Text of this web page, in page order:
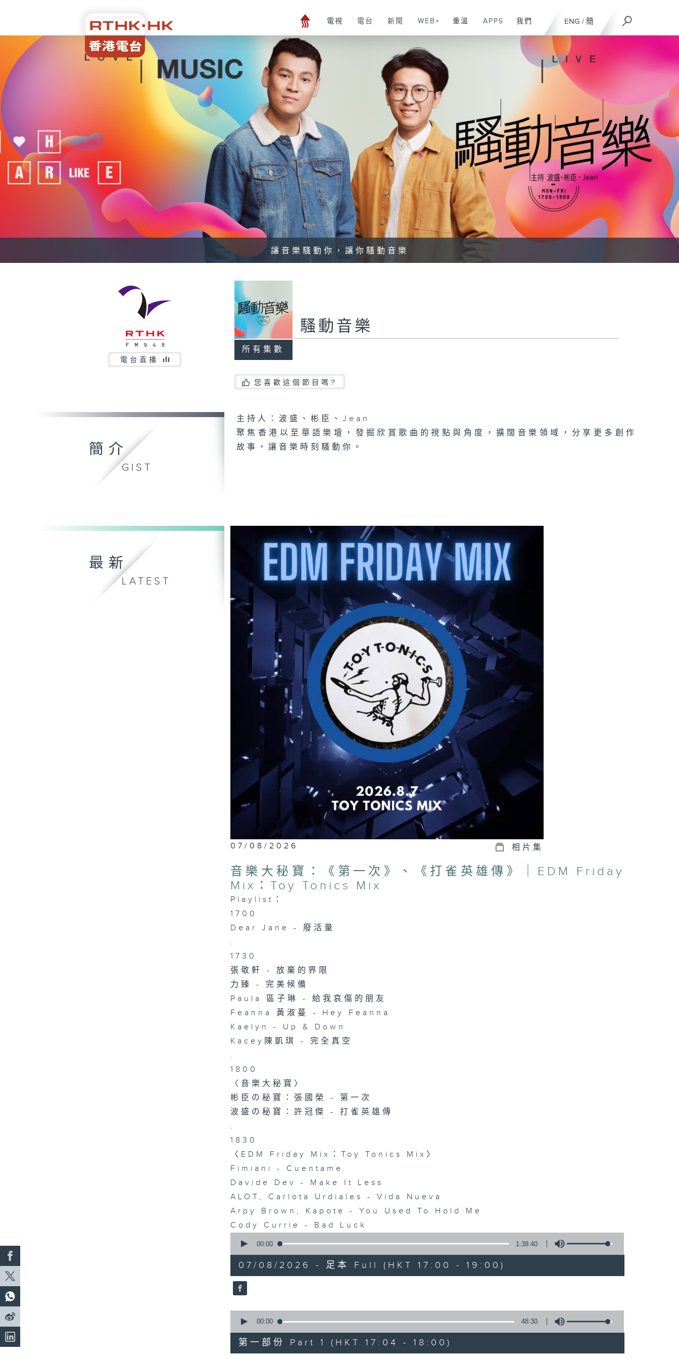
ENG / 簡
電視 電台 新聞 WEB+ 重溫 APPS 我們
讓音樂騷動你，讓你騷動音樂
電台直播
所有集數
騷動音樂
您喜歡這個節目嗎?
簡介
GIST
主持人：波盛、彬臣、Jean
聚焦香港以至華語樂壇，發掘欣賞歌曲的視點與角度，擴闊音樂領域，分享更多創作
故事，讓音樂時刻騷動你。
最新
LATEST
07/08/2026 相片集
音樂大秘寶：《第一次》、《打雀英雄傳》｜EDM Friday
Mix：Toy Tonics Mix
Playlist：
1700
Dear Jane - 廢活量
.
1730
張敬軒 - 放棄的界限
力臻 - 完美候備
Paula 區子琳 - 給我哀傷的朋友
Feanna 黃淑蔓 - Hey Feanna
Kaelyn - Up & Down
Kacey陳凱琪 - 完全真空
.
1800
〈音樂大秘寶〉
彬臣の秘寶：張國榮 - 第一次
波盛の秘寶：許冠傑 - 打雀英雄傳
.
1830
〈EDM Friday Mix：Toy Tonics Mix〉
Fimiani - Cuentame
Davide Dev - Make It Less
ALOT, Carlota Urdiales - Vida Nueva
Arpy Brown, Kapote - You Used To Hold Me
Cody Currie - Bad Luck
seconds
hour,
38
minutes,
40
90%
00:00 1:38:40
07/08/2026 - 足本 Full (HKT 17:00 - 19:00)
seconds
48
minutes,
30
00:00 48:30
第一部份 Part 1 (HKT 17:04 - 18:00)